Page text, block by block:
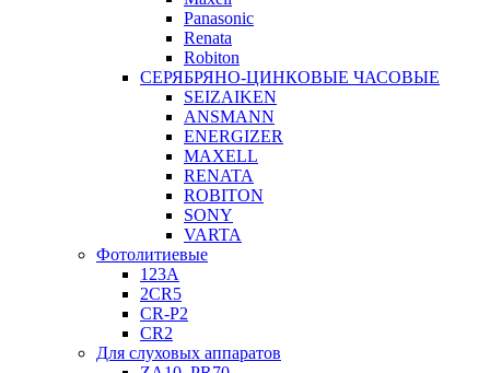
Panasonic
Renata
Robiton
СЕРЯБРЯНО-ЦИНКОВЫЕ ЧАСОВЫЕ
SEIZAIKEN
ANSMANN
ENERGIZER
MAXELL
RENATA
ROBITON
SONY
VARTA
Фотолитиевые
123A
2CR5
CR-P2
CR2
Для слуховых аппаратов